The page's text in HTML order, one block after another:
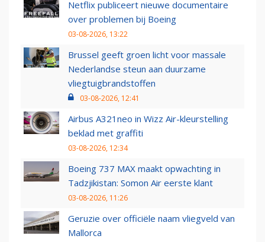
Netflix publiceert nieuwe documentaire
over problemen bij Boeing
03-08-2026, 13:22
Brussel geeft groen licht voor massale
Nederlandse steun aan duurzame
vliegtuigbrandstoffen
03-08-2026, 12:41
Airbus A321neo in Wizz Air-kleurstelling
beklad met graffiti
03-08-2026, 12:34
Boeing 737 MAX maakt opwachting in
Tadzjikistan: Somon Air eerste klant
03-08-2026, 11:26
Geruzie over officiële naam vliegveld van
Mallorca